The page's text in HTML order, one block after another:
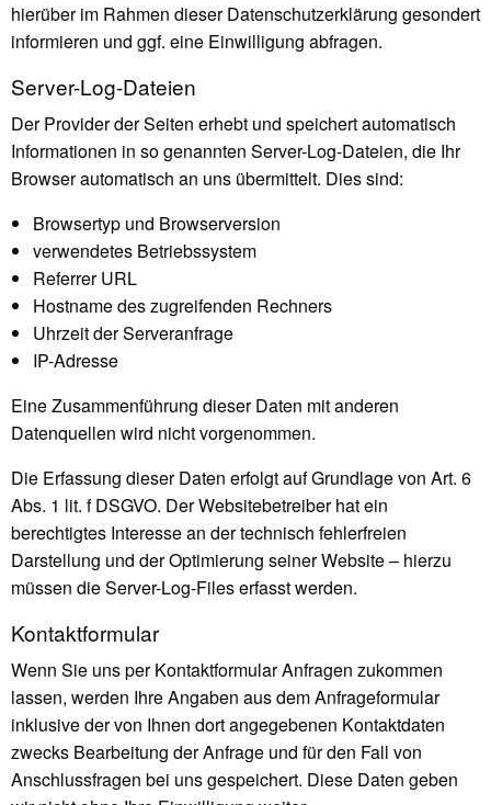
hierüber im Rahmen dieser Datenschutzerklärung gesondert
informieren und ggf. eine Einwilligung abfragen.
Server-Log-Dateien
Der Provider der Seiten erhebt und speichert automatisch
Informationen in so genannten Server-Log-Dateien, die Ihr
Browser automatisch an uns übermittelt. Dies sind:
Browsertyp und Browserversion
verwendetes Betriebssystem
Referrer URL
Hostname des zugreifenden Rechners
Uhrzeit der Serveranfrage
IP-Adresse
Eine Zusammenführung dieser Daten mit anderen
Datenquellen wird nicht vorgenommen.
Die Erfassung dieser Daten erfolgt auf Grundlage von Art. 6
Abs. 1 lit. f DSGVO. Der Websitebetreiber hat ein
berechtigtes Interesse an der technisch fehlerfreien
Darstellung und der Optimierung seiner Website – hierzu
müssen die Server-Log-Files erfasst werden.
Kontaktformular
Wenn Sie uns per Kontaktformular Anfragen zukommen
lassen, werden Ihre Angaben aus dem Anfrageformular
inklusive der von Ihnen dort angegebenen Kontaktdaten
zwecks Bearbeitung der Anfrage und für den Fall von
Anschlussfragen bei uns gespeichert. Diese Daten geben